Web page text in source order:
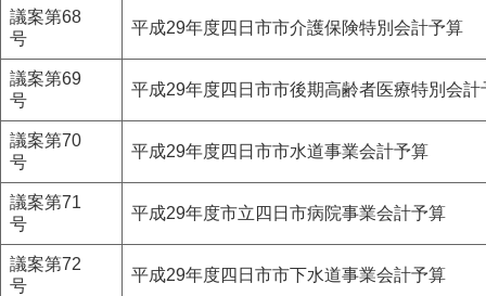
議案第68
号
平成29年度四日市市介護保険特別会計予算
議案第69
号
平成29年度四日市市後期高齢者医療特別会計
議案第70
号
平成29年度四日市市水道事業会計予算
議案第71
号
平成29年度市立四日市病院事業会計予算
議案第72
号
平成29年度四日市市下水道事業会計予算